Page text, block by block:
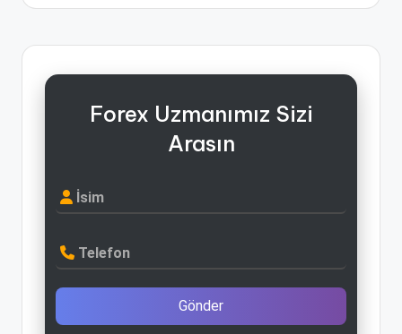
Forex Uzmanımız Sizi
Arasın
İsim
Telefon
Gönder